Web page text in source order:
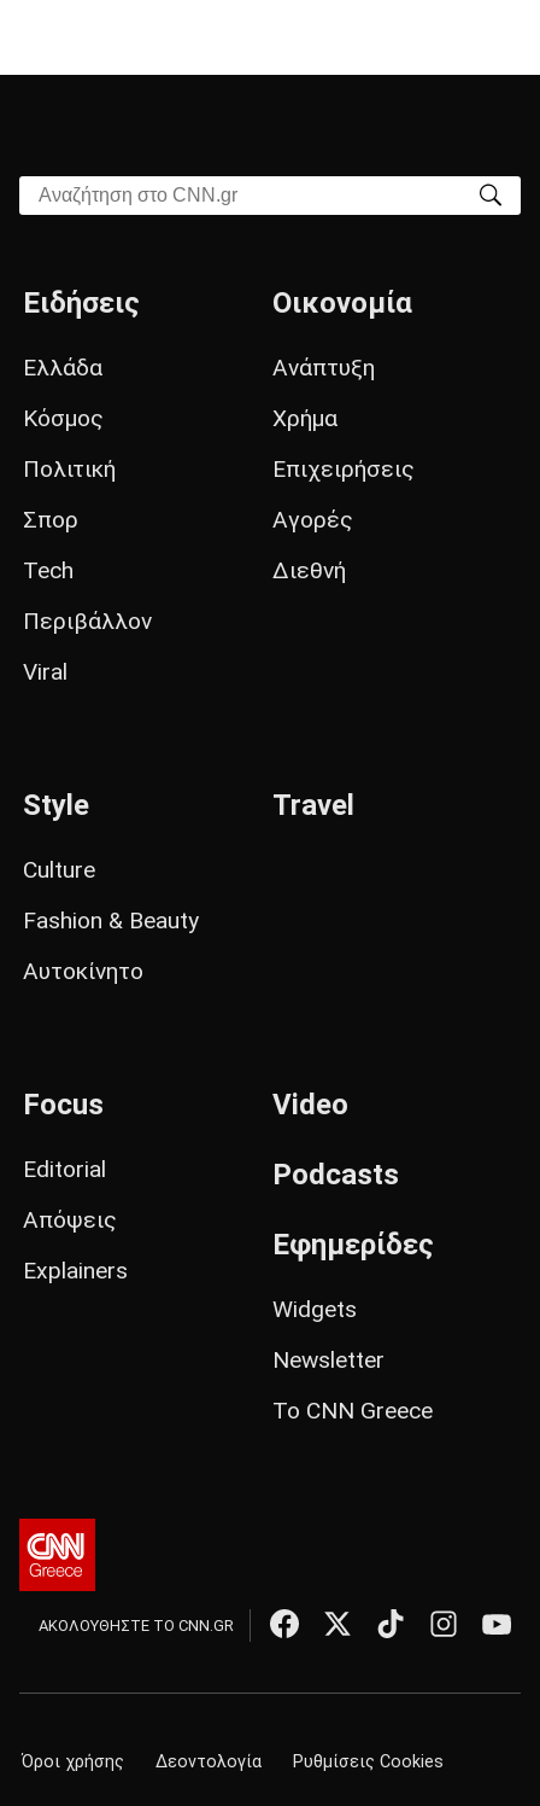
Αναζήτηση στο CNN.gr
Ειδήσεις
Ελλάδα
Κόσμος
Πολιτική
Σπορ
Tech
Περιβάλλον
Viral
Οικονομία
Ανάπτυξη
Χρήμα
Επιχειρήσεις
Αγορές
Διεθνή
Style
Culture
Fashion & Beauty
Αυτοκίνητο
Travel
Focus
Editorial
Απόψεις
Explainers
Video
Podcasts
Εφημερίδες
Widgets
Newsletter
Το CNN Greece
ΑΚΟΛΟΥΘΗΣΤΕ ΤΟ CNN.GR
Όροι χρήσης Δεοντολογία Ρυθμίσεις Cookies